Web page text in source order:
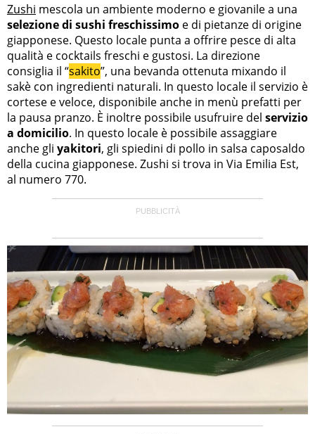
Zushi mescola un ambiente moderno e giovanile a una
selezione di sushi freschissimo e di pietanze di origine
giapponese. Questo locale punta a offrire pesce di alta
qualità e cocktails freschi e gustosi. La direzione
consiglia il “sakito”, una bevanda ottenuta mixando il
sakè con ingredienti naturali. In questo locale il servizio è
cortese e veloce, disponibile anche in menù prefatti per
la pausa pranzo. È inoltre possibile usufruire del servizio
a domicilio. In questo locale è possibile assaggiare
anche gli yakitori, gli spiedini di pollo in salsa caposaldo
della cucina giapponese. Zushi si trova in Via Emilia Est,
al numero 770.